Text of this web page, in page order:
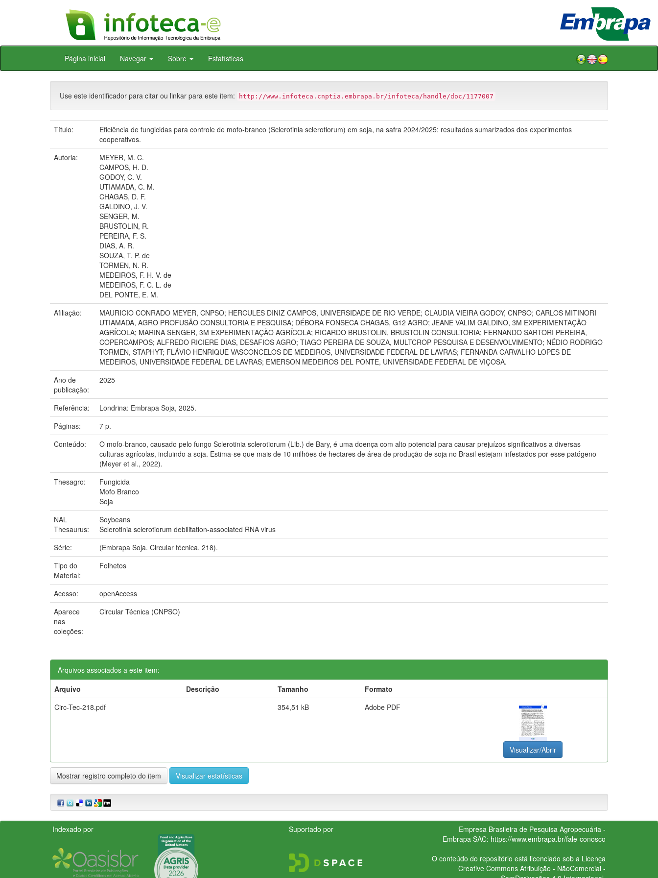
Skip
Página inicial Navegar Sobre Estatísticas
Use este identificador para citar ou linkar para este item: http://www.infoteca.cnptia.embrapa.br/infoteca/handle/doc/1177007
Título:
Eficiência de fungicidas para controle de mofo-branco (Sclerotinia sclerotiorum) em soja, na safra 2024/2025: resultados sumarizados dos experimentos
cooperativos.
Autoria:
MEYER, M. C.
CAMPOS, H. D.
GODOY, C. V.
UTIAMADA, C. M.
CHAGAS, D. F.
GALDINO, J. V.
SENGER, M.
BRUSTOLIN, R.
PEREIRA, F. S.
DIAS, A. R.
SOUZA, T. P. de
TORMEN, N. R.
MEDEIROS, F. H. V. de
MEDEIROS, F. C. L. de
DEL PONTE, E. M.
Afiliação:
MAURICIO CONRADO MEYER, CNPSO; HERCULES DINIZ CAMPOS, UNIVERSIDADE DE RIO VERDE; CLAUDIA VIEIRA GODOY, CNPSO; CARLOS MITINORI
UTIAMADA, AGRO PROFUSÃO CONSULTORIA E PESQUISA; DÉBORA FONSECA CHAGAS, G12 AGRO; JEANE VALIM GALDINO, 3M EXPERIMENTAÇÃO
AGRÍCOLA; MARINA SENGER, 3M EXPERIMENTAÇÃO AGRÍCOLA; RICARDO BRUSTOLIN, BRUSTOLIN CONSULTORIA; FERNANDO SARTORI PEREIRA,
COPERCAMPOS; ALFREDO RICIERE DIAS, DESAFIOS AGRO; TIAGO PEREIRA DE SOUZA, MULTCROP PESQUISA E DESENVOLVIMENTO; NÉDIO RODRIGO
TORMEN, STAPHYT; FLÁVIO HENRIQUE VASCONCELOS DE MEDEIROS, UNIVERSIDADE FEDERAL DE LAVRAS; FERNANDA CARVALHO LOPES DE
MEDEIROS, UNIVERSIDADE FEDERAL DE LAVRAS; EMERSON MEDEIROS DEL PONTE, UNIVERSIDADE FEDERAL DE VIÇOSA.
Ano de
publicação:
2025
Referência:
Londrina: Embrapa Soja, 2025.
Páginas:
7 p.
Conteúdo:
O mofo-branco, causado pelo fungo Sclerotinia sclerotiorum (Lib.) de Bary, é uma doença com alto potencial para causar prejuízos significativos a diversas
culturas agrícolas, incluindo a soja. Estima-se que mais de 10 milhões de hectares de área de produção de soja no Brasil estejam infestados por esse patógeno
(Meyer et al., 2022).
Thesagro:
Fungicida
Mofo Branco
Soja
NAL
Thesaurus:
Soybeans
Sclerotinia sclerotiorum debilitation-associated RNA virus
Série:
(Embrapa Soja. Circular técnica, 218).
Tipo do
Material:
Folhetos
Acesso:
openAccess
Aparece
nas
coleções:
Circular Técnica (CNPSO)
Arquivos associados a este item:
Arquivo
Descrição Tamanho
Formato
Circ-Tec-218.pdf
354,51 kB Adobe PDF
Visualizar/Abrir
Mostrar registro completo do item Visualizar estatísticas
Indexado por Suportado por
Empresa Brasileira de Pesquisa Agropecuária -
Embrapa SAC: https://www.embrapa.br/fale-conosco
O conteúdo do repositório está licenciado sob a Licença
Creative CommonsAtribuição - NãoComercial -